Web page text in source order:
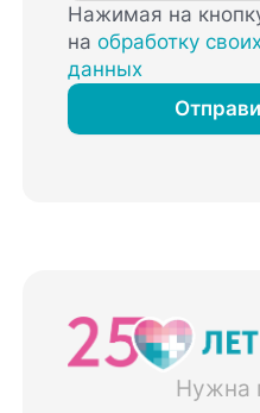
Нажимая на
наобработку
данных
Нужна